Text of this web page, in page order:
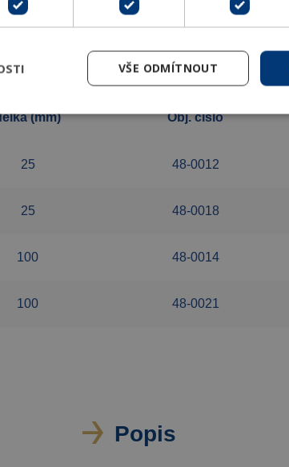
Varianty
(mm) Obj. číslo
25 48-0012
25 48-0018
100 48-0014
100 48-0021
Popis
VŠE ODMÍTNOUT